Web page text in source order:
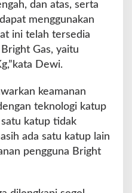
dan atas, serta
menggunakan
ini telah tersedia
Gas, yaitu
Dewi.
keamanan
teknologi katup
katup tidak
ada satu katup lain
pengguna Bright